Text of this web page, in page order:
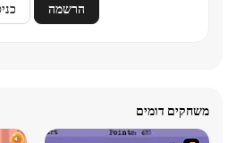
הרשמה
משחקים דומים